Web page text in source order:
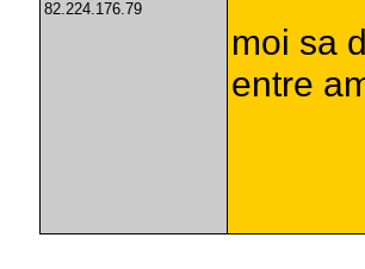
82.224.176.79
moi sa
entre